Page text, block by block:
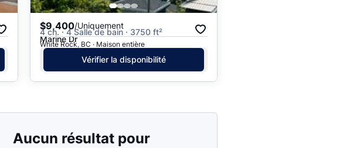
$9,400/Uniquement
4 ch. · 4 Salle de bain · 3750 ft²
Marine Dr
White Rock, BC · Maison entière
Vérifier la disponibilité
Aucun résultat pour